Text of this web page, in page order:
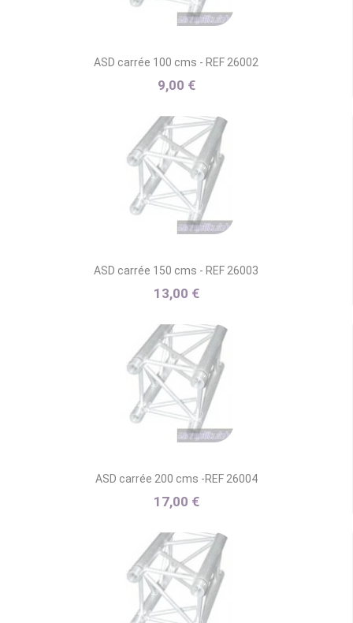
ASD carrée 100 cms - REF 26002
9,00 €
ASD carrée 150 cms - REF 26003
13,00 €
ASD carrée 200 cms -REF 26004
17,00 €